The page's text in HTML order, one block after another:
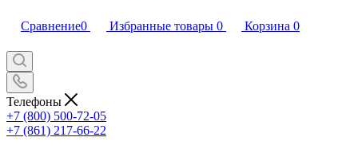
Сравнение0 Избранные товары 0 Корзина 0
Телефоны
+7 (800) 500-72-05
+7 (861) 217-66-22